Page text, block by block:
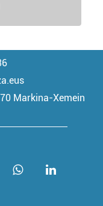
Markina-Xemein